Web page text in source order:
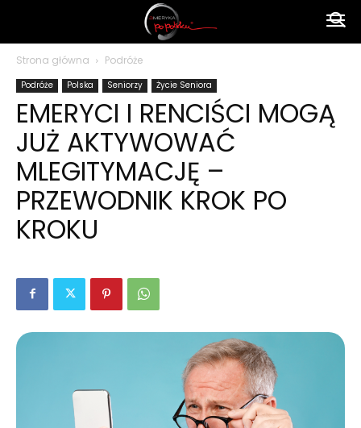
polsku
Strona główna Podróże
Podróże Polska Seniorzy Życie Seniora
EMERYCI I RENCIŚCI MOGĄ
JUŻ AKTYWOWAĆ
MLEGITYMACJĘ –
PRZEWODNIK KROK PO
KROKU